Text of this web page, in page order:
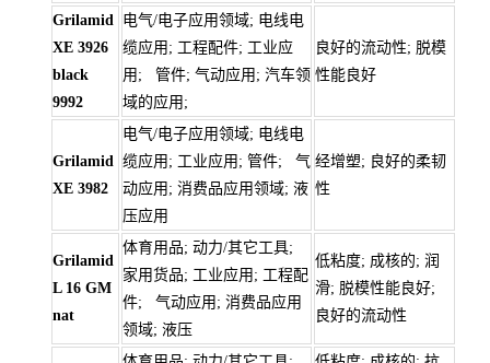
Grilamid
XE 3926
black
9992
电气/电子应用领域; 电线电
缆应用; 工程配件; 工业应
用; 管件; 气动应用; 汽车领
域的应用;
良好的流动性; 脱模
性能良好
Grilamid
XE 3982
电气/电子应用领域; 电线电
缆应用; 工业应用; 管件; 气
动应用; 消费品应用领域; 液
压应用
经增塑; 良好的柔韧
性
Grilamid
L 16 GM
nat
体育用品; 动力/其它工具;
家用货品; 工业应用; 工程配
件; 气动应用; 消费品应用
领域; 液压
低粘度; 成核的; 润
滑; 脱模性能良好;
良好的流动性